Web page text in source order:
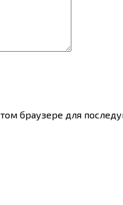
браузере для